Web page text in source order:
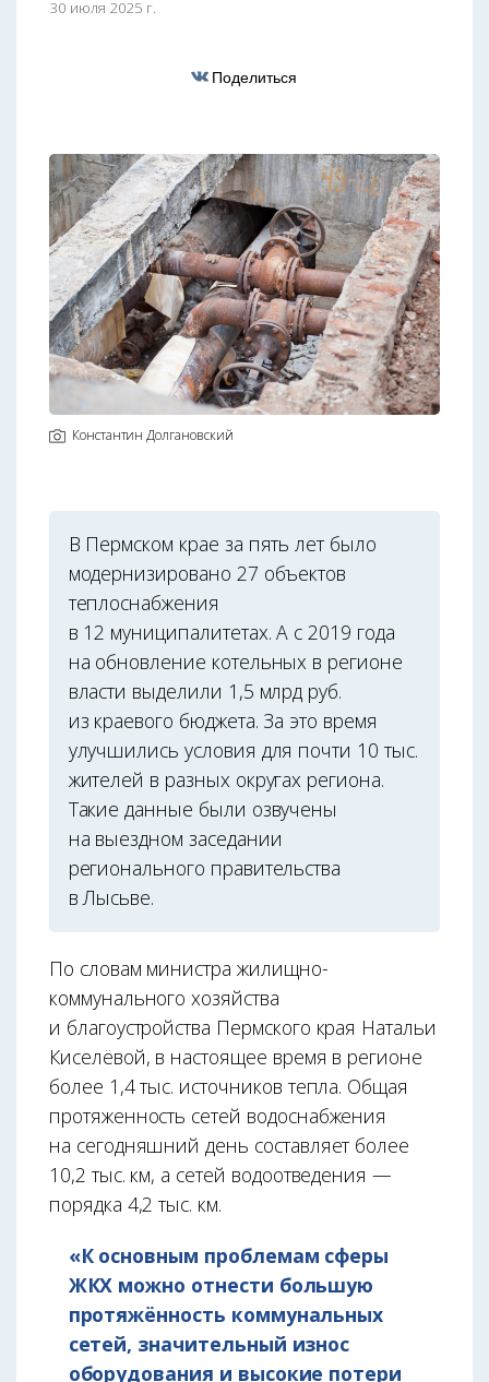
30 июля 2025 г.
Поделиться
Константин Долгановский
В Пермском крае за пять лет было
модернизировано 27 объектов
теплоснабжения
в 12 муниципалитетах. А с 2019 года
на обновление котельных в регионе
власти выделили 1,5 млрд руб.
из краевого бюджета. За это время
улучшились условия для почти 10 тыс.
жителей в разных округах региона.
Такие данные были озвучены
на выездном заседании
регионального правительства
в Лысьве.
По словам министра жилищно-
коммунального хозяйства
и благоустройства Пермского края Натальи
Киселёвой, в настоящее время в регионе
более 1,4 тыс. источников тепла. Общая
протяженность сетей водоснабжения
на сегодняшний день составляет более
10,2 тыс. км, а сетей водоотведения —
порядка 4,2 тыс. км.
«К основным проблемам сферы
ЖКХ можно отнести большую
протяжённость коммунальных
сетей, значительный износ
оборудования и высокие потери